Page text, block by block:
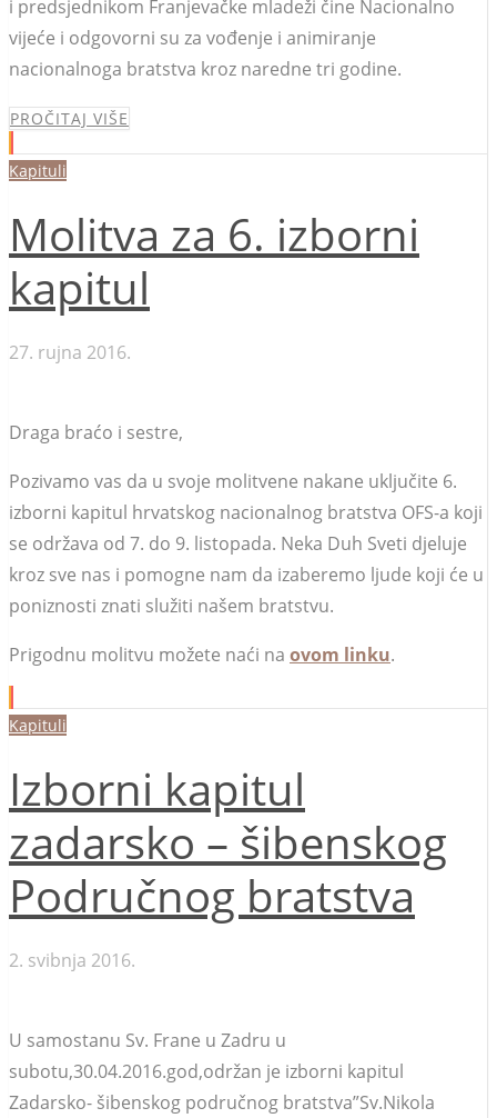
i predsjednikom Franjevačke mladeži čine Nacionalno
vijeće i odgovorni su za vođenje i animiranje
nacionalnoga bratstva kroz naredne tri godine.
PROČITAJ VIŠE
Kapituli
Molitva za 6. izborni
kapitul
27. rujna 2016.
Draga braćo i sestre,
Pozivamo vas da u svoje molitvene nakane uključite 6.
izborni kapitul hrvatskog nacionalnog bratstva OFS-a koji
se održava od 7. do 9. listopada. Neka Duh Sveti djeluje
kroz sve nas i pomogne nam da izaberemo ljude koji će u
poniznosti znati služiti našem bratstvu.
Prigodnu molitvu možete naći na ovom linku.
Kapituli
Izborni kapitul
zadarsko – šibenskog
Područnog bratstva
2. svibnja 2016.
U samostanu Sv. Frane u Zadru u
subotu,30.04.2016.god,održan je izborni kapitul
Zadarsko- šibenskog područnog bratstva”Sv.Nikola